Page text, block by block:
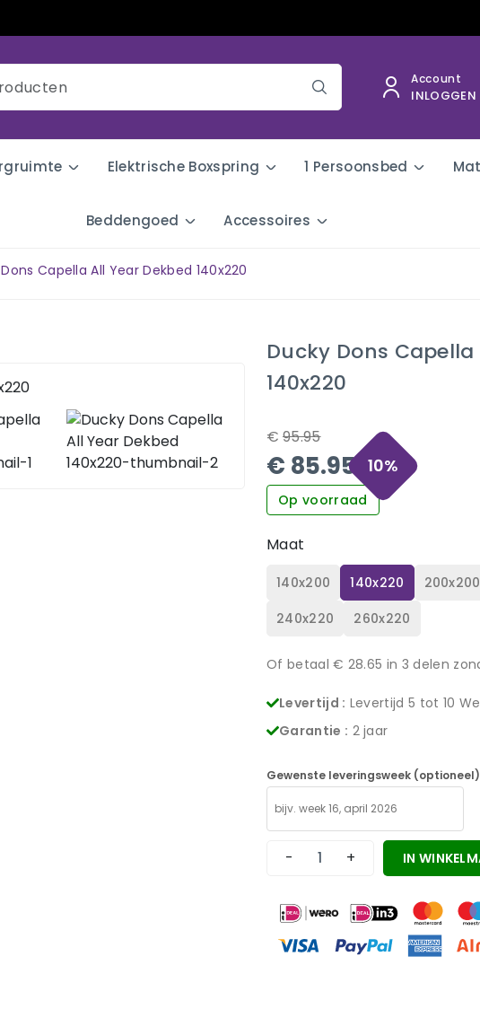
Account
INLOGGEN
Elektrische Boxspring 1 Persoonsbed
Beddengoed Accessoires
Capella All Year Dekbed 140x220
Ducky Dons
140x220
€ 95.95
€ 85.95 10%
Op voorraad
Maat
140x200 140x220 200x200
240x220
260x220
Of betaal € 28.65 in 3 delen
Levertijd : Levertijd 5 tot 10
Garantie : 2 jaar
Gewenste leveringsweek (optioneel)
- + IN